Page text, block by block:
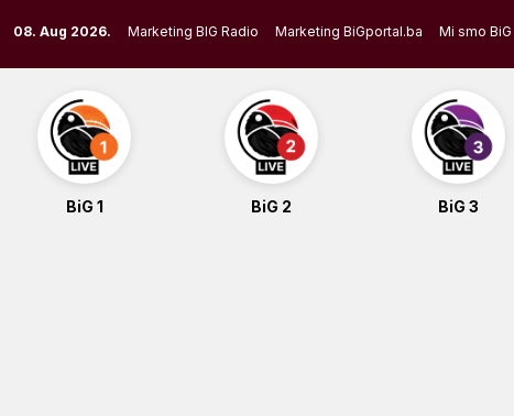
to
content
08. Aug 2026. Marketing BIG Radio Marketing BiGportal.ba Mi smo BiG
BiG 1 BiG 2 BiG 3